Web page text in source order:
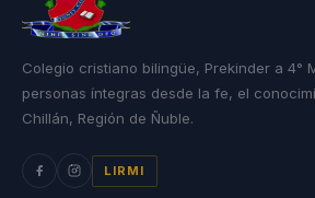
Colegio cristiano bilingüe, Prekinder a 4°
personas íntegras desde la fe, el
Chillán, Región de Ñuble.
LIRMI